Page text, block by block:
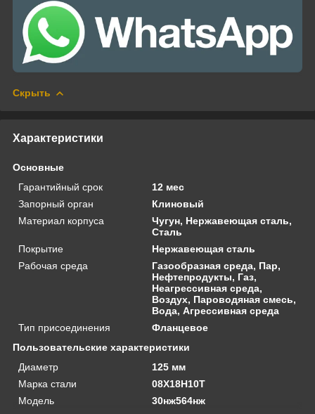
Скрыть
Характеристики
Основные
Гарантийный срок
12 мес
Запорный орган
Клиновый
Материал корпуса
Чугун, Нержавеющая сталь,
Сталь
Покрытие
Нержавеющая сталь
Рабочая среда
Газообразная среда, Пар,
Нефтепродукты, Газ,
Неагрессивная среда,
Воздух, Пароводяная смесь,
Вода, Агрессивная среда
Тип присоединения
Фланцевое
Пользовательские характеристики
Диаметр
125 мм
Марка стали
08Х18Н10Т
Модель
30нж564нж